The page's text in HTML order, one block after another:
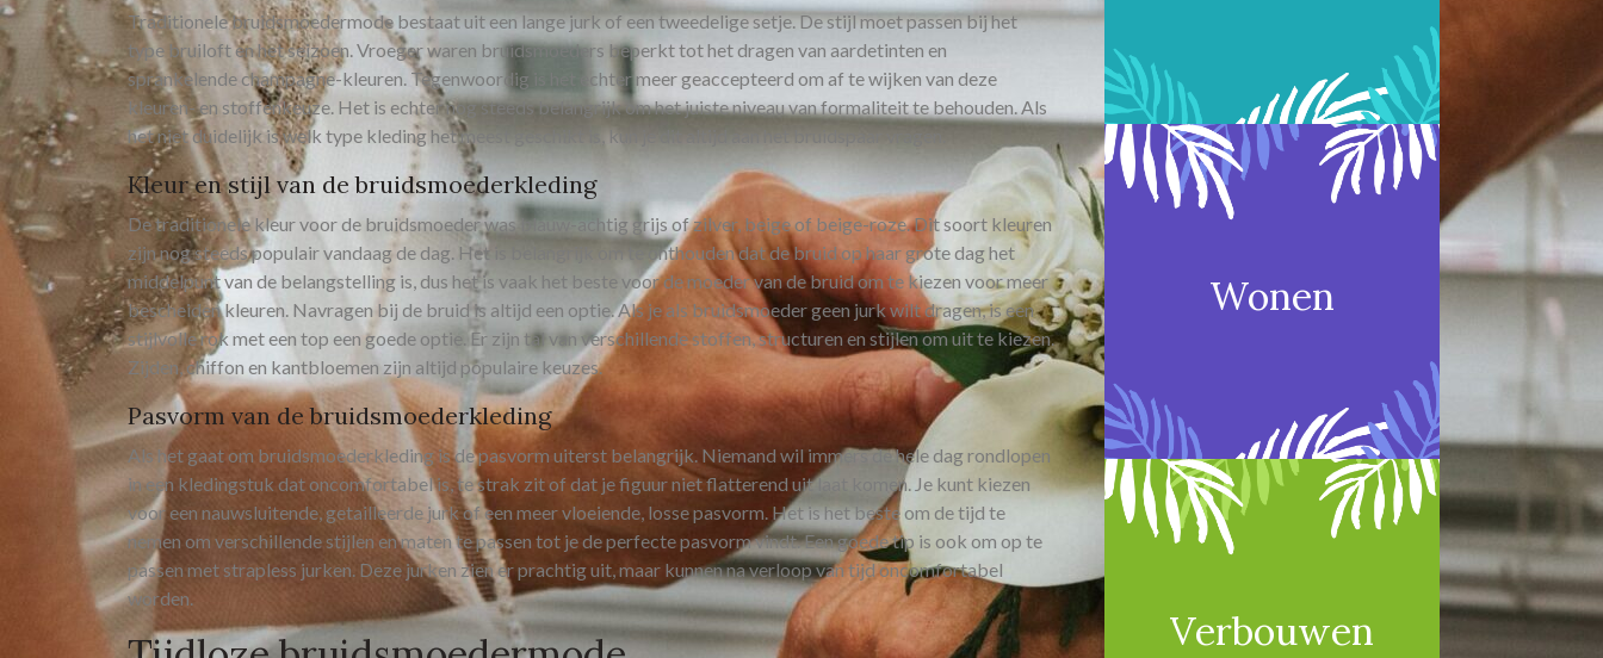
Traditionele bruidsmoedermode bestaat uit een lange jurk of een tweedelige setje. De stijl moet passen bij het
type bruiloft en het seizoen. Vroeger waren bruidsmoeders beperkt tot het dragen van aardetinten en
sprankelende champagne-kleuren. Tegenwoordig is het echter meer geaccepteerd om af te wijken van deze
kleuren- en stoffenkeuze. Het is echter nog steeds belangrijk om het juiste niveau van formaliteit te behouden. Als
het niet duidelijk is welk type kleding het meest geschikt is, kun je dit altijd aan het bruidspaar vragen.
Kleur en stijl van de bruidsmoederkleding
De traditionele kleur voor de bruidsmoeder was blauw-achtig grijs of zilver, beige of beige-roze. Dit soort kleuren
zijn nog steeds populair vandaag de dag. Het is belangrijk om te onthouden dat de bruid op haar grote dag het
middelpunt van de belangstelling is, dus het is vaak het beste voor de moeder van de bruid om te kiezen voor meer
bescheiden kleuren. Navragen bij de bruid is altijd een optie. Als je als bruidsmoeder geen jurk wilt dragen, is een
stijlvolle rok met een top een goede optie. Er zijn tal van verschillende stoffen, structuren en stijlen om uit te kiezen.
Zijden, chiffon en kantbloemen zijn altijd populaire keuzes.
Pasvorm van de bruidsmoederkleding
Als het gaat om bruidsmoederkleding is de pasvorm uiterst belangrijk. Niemand wil immers de hele dag rondlopen
in een kledingstuk dat oncomfortabel is, te strak zit of dat je figuur niet flatterend uit laat komen. Je kunt kiezen
voor een nauwsluitende, getailleerde jurk of een meer vloeiende, losse pasvorm. Het is het beste om de tijd te
nemen om verschillende stijlen en maten te passen tot je de perfecte pasvorm vindt. Een goede tip is ook om op te
passen met strapless jurken. Deze jurken zien er prachtig uit, maar kunnen na verloop van tijd oncomfortabel
worden.
Wonen
Verbouwen